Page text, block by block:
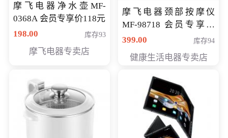
摩飞电器净水壶MF-
0368A 会员专享价118元
198.00
库存93
摩飞电器专卖店
摩飞电器颈部按摩仪
MF-98718 会员专享价
299元
399.00 库存94
健康生活电器专卖店